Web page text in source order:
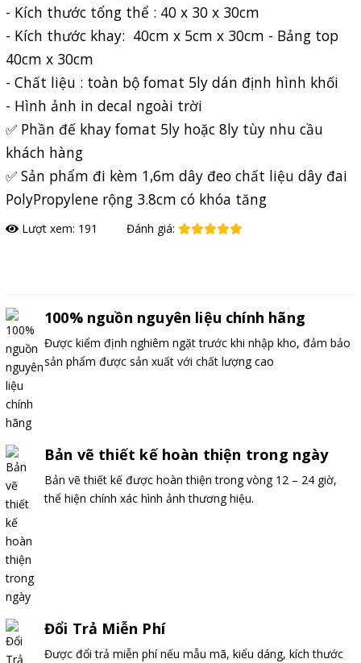
- Kích thước tổng thể : 40 x 30 x 30cm
- Kích thước khay: 40cm x 5cm x 30cm - Bảng top
40cm x 30cm
- Chất liệu : toàn bộ fomat 5ly dán định hình khối
- Hình ảnh in decal ngoài trời
✅ Phần đế khay fomat 5ly hoặc 8ly tùy nhu cầu
khách hàng
✅ Sản phẩm đi kèm 1,6m dây đeo chất liệu dây đai
PolyPropylene rộng 3.8cm có khóa tăng
Lượt xem: 191 Đánh giá:
100% nguồn nguyên liệu chính hãng
Được kiểm định nghiêm ngặt trước khi nhập kho, đảm bảo
sản phẩm được sản xuất với chất lượng cao
Bản vẽ thiết kế hoàn thiện trong ngày
Bản vẽ thiết kế được hoàn thiện trong vòng 12 – 24 giờ,
thể hiện chính xác hình ảnh thương hiệu.
Đổi Trả Miễn Phí
Được đổi trả miễn phí nếu mẫu mã, kiểu dáng, kích thước